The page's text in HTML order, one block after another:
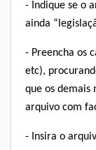
- Indique se o
ainda
- Preencha os
etc),
que os demais
arquivo com
- Insira o